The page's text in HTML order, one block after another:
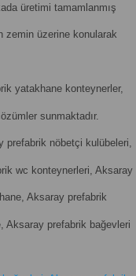
üretimi tamamlanmış
zemin üzerine konularak
yatakhane konteynerler,
sunmaktadır.
prefabrik nöbetçi kulübeleri,
wc konteynerleri, Aksaray
Aksaray prefabrik
Aksaray prefabrik bağevleri